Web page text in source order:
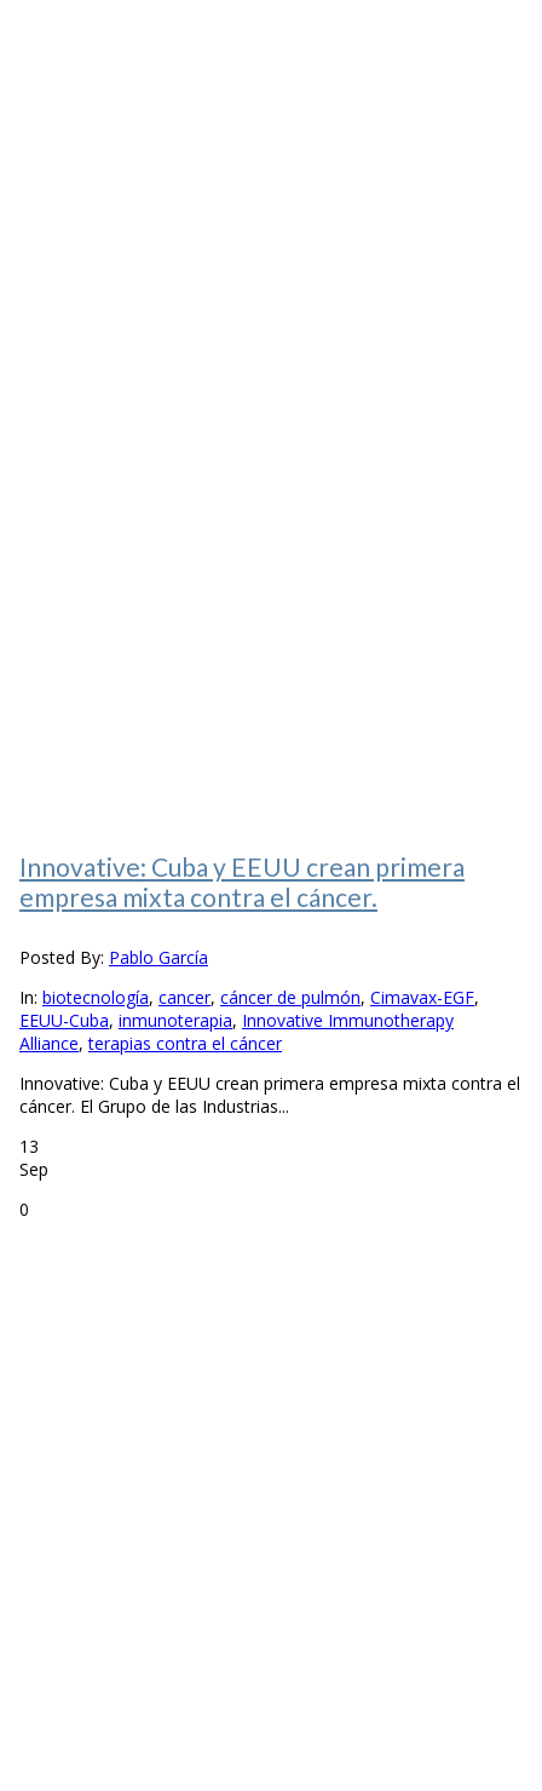
Innovative: Cuba y EEUU crean primera
empresa mixta contra el cáncer.
Posted By: Pablo García
In: biotecnología, cancer, cáncer de pulmón, Cimavax-EGF,
EEUU-Cuba, inmunoterapia, Innovative Immunotherapy
Alliance,terapias contra el cáncer
Innovative: Cuba y EEUU crean primera empresa mixta contra el
cáncer. El Grupo de las Industrias...
13
Sep
0